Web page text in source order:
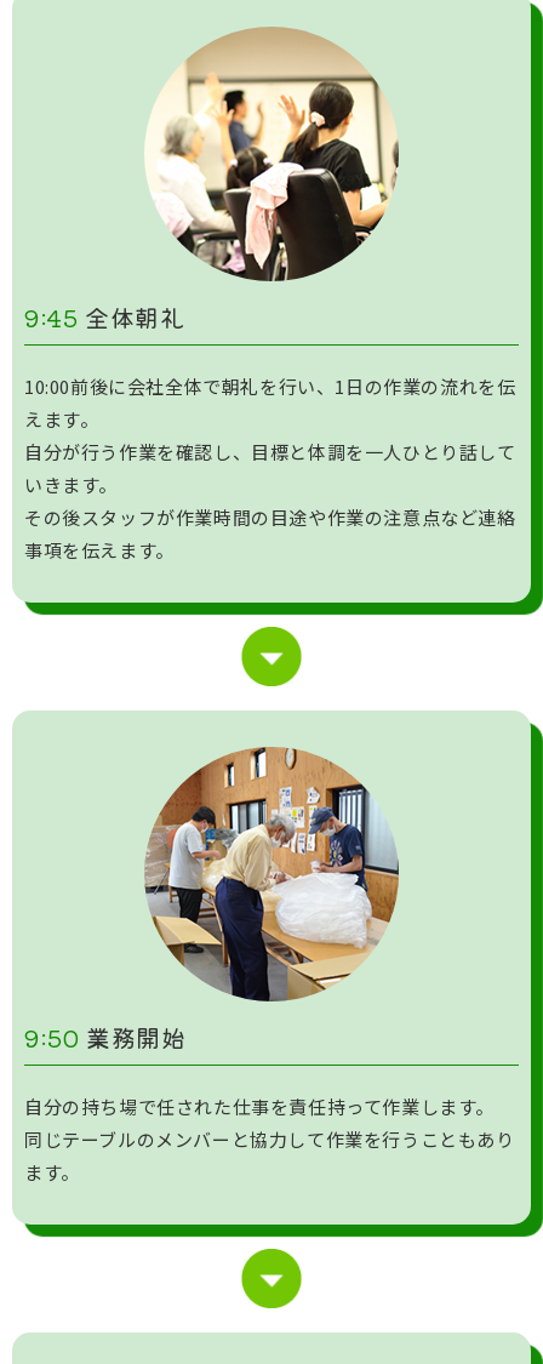
9:45 全体朝礼
10:00前後に会社全体で朝礼を行い、1日の作業の流れを伝
えます。
自分が行う作業を確認し、目標と体調を一人ひとり話して
いきます。
その後スタッフが作業時間の目途や作業の注意点など連絡
事項を伝えます。
9:50 業務開始
自分の持ち場で任された仕事を責任持って作業します。
同じテーブルのメンバーと協力して作業を行うこともあり
ます。